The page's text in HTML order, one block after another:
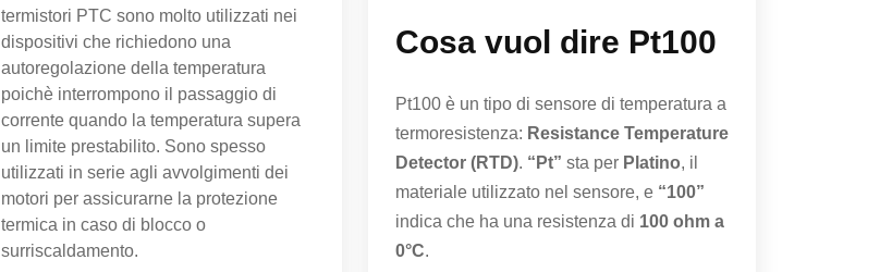
termistori PTC sono molto utilizzati nei
dispositivi che richiedono una
autoregolazione della temperatura
poichè interrompono il passaggio di
corrente quando la temperatura supera
un limite prestabilito. Sono spesso
utilizzati in serie agli avvolgimenti dei
motori per assicurarne la protezione
termica in caso di blocco o
surriscaldamento.
Cosa vuol dire Pt100
Pt100 è un tipo di sensore di temperatura a
termoresistenza: Resistance Temperature
Detector (RTD). “Pt” sta per Platino, il
materiale utilizzato nel sensore, e “100”
indica che ha una resistenza di 100 ohm a
0°C.